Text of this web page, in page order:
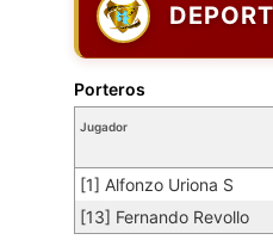
Jugador
[1] Alfonzo Uriona S
[13] Fernando Revollo
Porteros